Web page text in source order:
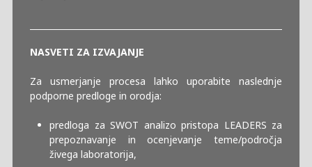
NASVETI ZA IZVAJANJE
Za usmerjanje procesa lahko uporabite naslednje
podporne predloge in orodja:
predloga za SWOT analizo pristopa LEADERS za
prepoznavanje in ocenjevanje teme/področja
živega laboratorija,